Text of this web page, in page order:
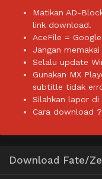
Matikan AD-
link download.
AceFile =
Jangan
Selalu update
Gunakan MX
subtitle tidak
Silahkan lapor di
Cara download ?
Download Fate/